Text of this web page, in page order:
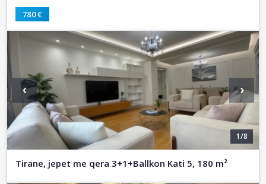
780 €
1/8
‹ ›
Tirane, jepet me qera 3+1+Ballkon Kati 5, 180 m²